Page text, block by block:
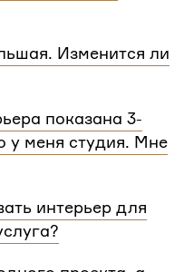
решение,
детали. Вы
Изменится ли
многоэтажный дом
купить флэтплан для
показана 3-
у меня студия. Мне
стиль интерьера
адаптирован для
интерьер для